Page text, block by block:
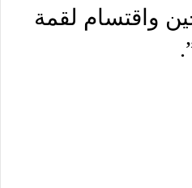
واقتسام لقمة